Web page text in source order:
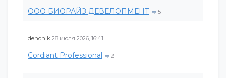
ООО БИОРАЙЗ ДЕВЕЛОПМЕНТ 5
denchik 28 июля 2026, 16:41
Cordiant Professional 2